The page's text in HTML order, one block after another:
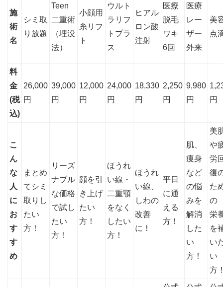
施
術
名
シミ取
り放題
Teen
二重術
（埋没
法）
小顔用
糸リフ
ト
ウルト
ラリフ
トプラ
ス
ヒアル
ロン酸
注射
医療
脱毛
ワキ
6回
医療
レー
ザー
外来
美
点
料
金
(税
込)
26,000
円
39,000
円
12,000
円
24,000
円
18,330
円
2,250
円
9,980
円
円
こ
ん
な
人
に
お
す
す
め
まとめ
てシミ
取りし
たい
方！
リーズ
ナブル
な価格
で試し
たい
方！
顔を引
き上げ
たい
方！
ほうれ
い線・
二重顎
をなく
したい
方！
ほうれ
い線、
しわの
改善
に！
平日
に通
える
方！
肌、
痩身
など
の悩
みを
解消
した
い
方！
美
や
労
復
た
の
栄
を
い
い
方